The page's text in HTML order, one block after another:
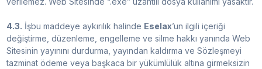
4.3. İşbu maddeye aykırılık halinde Eselax’un ilgili içeriği
değiştirme, düzenleme, engelleme ve silme hakkı yanında Web
Sitesinin yayınını durdurma, yayından kaldırma ve Sözleşmeyi
tazminat ödeme veya başkaca bir yükümlülük altına girmeksizin